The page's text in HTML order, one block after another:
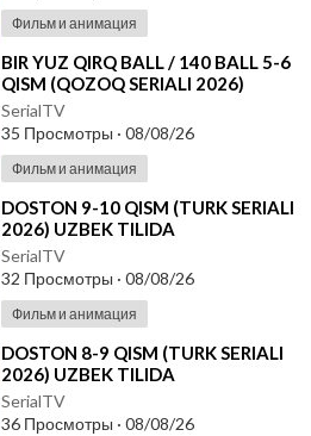
Фильм и анимация
⁣⁣BIR YUZ QIRQ BALL / 140 BALL 5-6
QISM (QOZOQ SERIALI 2026)
UZBEK TILIDA
SerialTV
35 Просмотры · 08/08/26
Фильм и анимация
⁣DOSTON 9-10 QISM (TURK SERIALI
2026) UZBEK TILIDA
SerialTV
32 Просмотры · 08/08/26
Фильм и анимация
⁣DOSTON 8-9 QISM (TURK SERIALI
2026) UZBEK TILIDA
SerialTV
36 Просмотры · 08/08/26